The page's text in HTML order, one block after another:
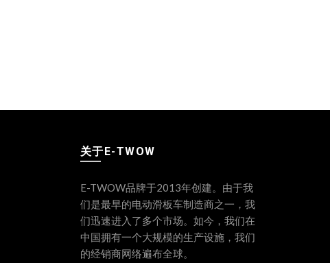
关于E-TWOW
E-TWOW品牌于2013年创建。由于我
们是最早的电动滑板车制造商之一，我
们迅速进入了多个市场。如今，我们在
中国拥有一个大规模的生产设施，我们
的经销商网络遍布全球。